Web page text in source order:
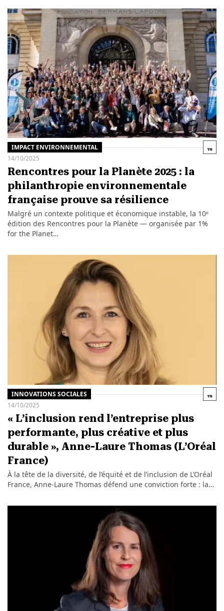
IMPACT ENVIRONNEMENTAL
14/10/2025
Rencontres pour la Planète 2025 : la
philanthropie environnementale
française prouve sa résilience
Malgré un contexte politique et économique instable, la 10ᵉ
édition des Rencontres pour la Planète — organisée par 1%
for the Planet…
INNOVATIONS SOCIALES
14/10/2025
« L’inclusion rend l’entreprise plus
performante, plus créative et plus
durable », Anne-Laure Thomas (L’Oréal
France)
À la tête de la diversité, de l’équité et de l’inclusion de L’Oréal
France, Anne-Laure Thomas défend une conviction forte : la…